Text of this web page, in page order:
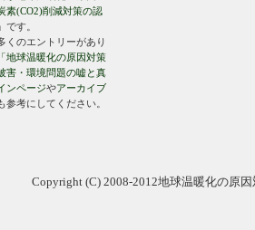
素(CO2)削減対策の認
」です。
くのエントリーがあり
「地球温暖化の原因対策
害・環境問題の嘘と真
ンページやアーカイブ
参考にしてください。
Copyright (C) 2008-2012地球温暖化の原